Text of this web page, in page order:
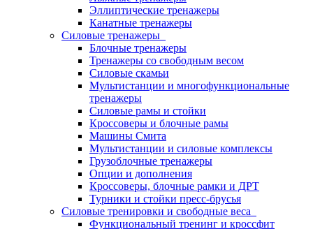
Эллиптические тренажеры
Канатные тренажеры
Силовые тренажеры
Блочные тренажеры
Тренажеры со свободным весом
Силовые скамьи
Мультистанции и многофункциональные
тренажеры
Силовые рамы и стойки
Кроссоверы и блочные рамы
Машины Смита
Мультистанции и силовые комплексы
Грузоблочные тренажеры
Опции и дополнения
Кроссоверы, блочные рамки и ДРТ
Турники и стойки пресс-брусья
Силовые тренировки и свободные веса
Функциональный тренинг и кроссфит